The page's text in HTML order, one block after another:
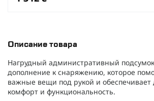
Описание товара
Нагрудный административный
дополнение к снаряжению, которое
важные вещи под рукой и
комфорт и функциональность.